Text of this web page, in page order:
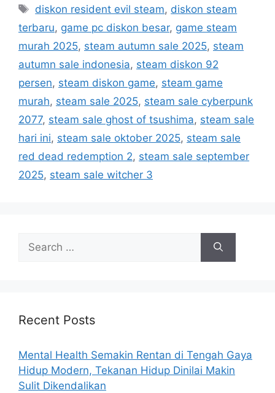
e
g
o
r
i
s
T
a
s
diskon resident evil steam, diskon steam
terbaru, game pc diskon besar, game steam
murah 2025, steam autumn sale 2025, steam
autumn sale indonesia, steam diskon 92
persen, steam diskon game, steam game
murah, steam sale 2025, steam sale cyberpunk
2077, steam sale ghost of tsushima, steam sale
hari ini, steam sale oktober 2025, steam sale
red dead redemption 2, steam sale september
2025, steam sale witcher 3
h
r
:
Recent Posts
Mental Health Semakin Rentan di Tengah Gaya
Hidup Modern, Tekanan Hidup Dinilai Makin
Sulit Dikendalikan